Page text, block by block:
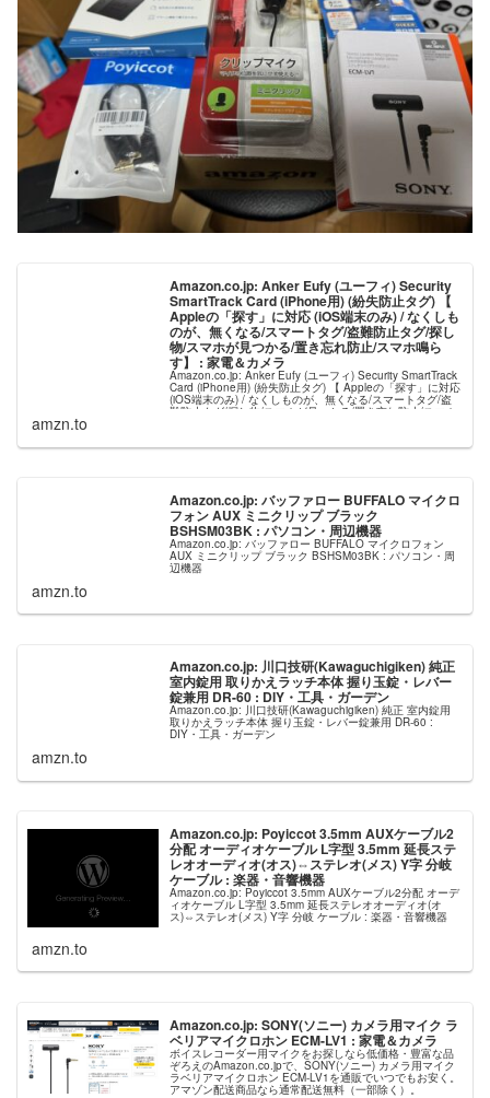
Amazon.co.jp: Anker Eufy (ユーフィ) Security
SmartTrack Card (iPhone用) (紛失防止タグ) 【
Appleの「探す」に対応 (iOS端末のみ) / なくしも
のが、無くなる/スマートタグ/盗難防止タグ/探し
物/スマホが見つかる/置き忘れ防止/スマホ鳴ら
す】 : 家電＆カメラ
Amazon.co.jp: Anker Eufy (ユーフィ) Security SmartTrack
Card (iPhone用) (紛失防止タグ) 【 Appleの「探す」に対応
(iOS端末のみ) / なくしものが、無くなる/スマートタグ/盗
難防止タグ/探し物/スマホが見つかる/置き忘れ防止/スマホ
amzn.to
Amazon.co.jp: バッファロー BUFFALO マイクロ
フォン AUX ミニクリップ ブラック
BSHSM03BK : パソコン・周辺機器
Amazon.co.jp: バッファロー BUFFALO マイクロフォン
AUX ミニクリップ ブラック BSHSM03BK : パソコン・周
辺機器
amzn.to
Amazon.co.jp: 川口技研(Kawaguchigiken) 純正
室内錠用 取りかえラッチ本体 握り玉錠・レバー
錠兼用 DR-60 : DIY・工具・ガーデン
Amazon.co.jp: 川口技研(Kawaguchigiken) 純正 室内錠用
取りかえラッチ本体 握り玉錠・レバー錠兼用 DR-60 :
DIY・工具・ガーデン
amzn.to
Amazon.co.jp: Poyiccot 3.5mm AUXケーブル2
分配 オーディオケーブル L字型 3.5mm 延長ステ
レオオーディオ(オス)⇔ステレオ(メス) Y字 分岐
ケーブル : 楽器・音響機器
Amazon.co.jp: Poyiccot 3.5mm AUXケーブル2分配 オーデ
ィオケーブル L字型 3.5mm 延長ステレオオーディオ(オ
ス)⇔ステレオ(メス) Y字 分岐 ケーブル : 楽器・音響機器
amzn.to
Amazon.co.jp: SONY(ソニー) カメラ用マイク ラ
ベリアマイクロホン ECM-LV1 : 家電＆カメラ
ボイスレコーダー用マイクをお探しなら低価格・豊富な品
ぞろえのAmazon.co.jpで、SONY(ソニー) カメラ用マイク
ラベリアマイクロホン ECM-LV1を通販でいつでもお安く。
アマゾン配送商品なら通常配送無料（一部除く）。